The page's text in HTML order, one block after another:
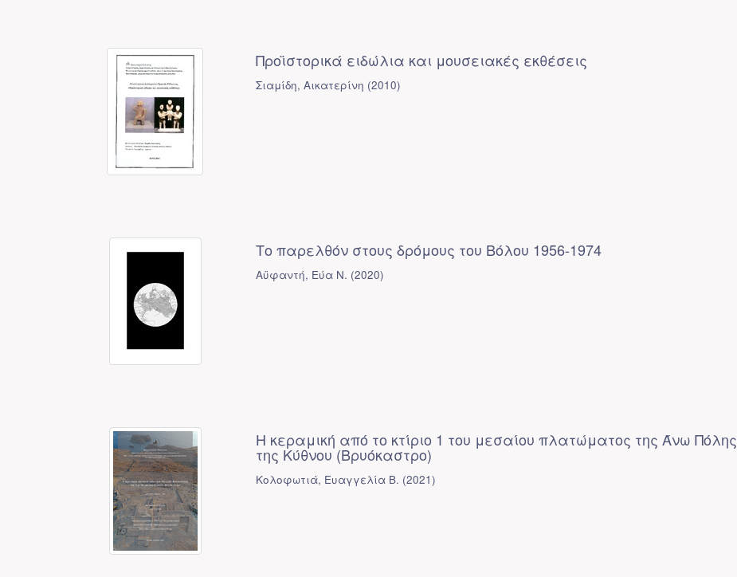
Προϊστορικά ειδώλια και μουσειακές εκθέσεις
Σιαμίδη, Αικατερίνη (2010)
Το παρελθόν στους δρόμους του Βόλου 1956-1974
Αϋφαντή, Εύα Ν. (2020)
Η κεραμική από το κτίριο 1 του μεσαίου πλατώματος της Άνω Πόλης
της Κύθνου (Βρυόκαστρο)
Κολοφωτιά, Ευαγγελία Β. (2021)